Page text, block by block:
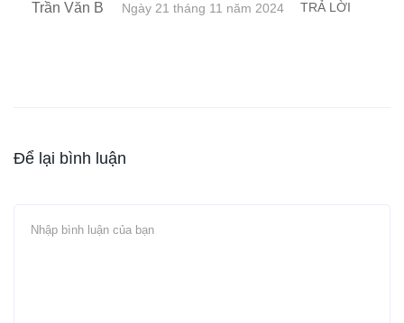
Trần Văn B Ngày 21 tháng 11 năm 2024 TRẢ LỜI
Để lại bình luận